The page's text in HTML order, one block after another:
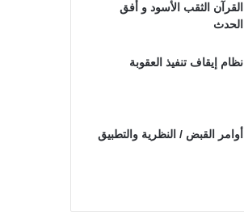
القرآن الثقب الأسود و أفق
الحدث
نظام إيقاف تنفيذ العقوبة
أوامر القبض / النظرية والتطبيق